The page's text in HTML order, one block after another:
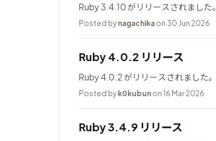
Ruby 3.4.10 がリリースされました。
Posted by nagachika on 30 Jun 2026
Ruby 4.0.2 リリース
Ruby 4.0.2 がリリースされました。
Posted by k0kubun on 16 Mar 2026
Ruby 3.4.9 リリース